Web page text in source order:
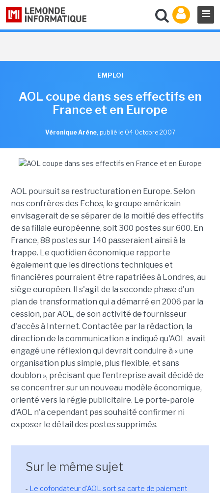
EMPLOI
AOL coupe dans ses effectifs en
France et en Europe
Véronique Arène, publié le 04 Octobre 2007
AOL poursuit sa restructuration en Europe. Selon
nos confrères des Echos, le groupe américain
envisagerait de se séparer de la moitié des effectifs
de sa filiale européenne, soit 300 postes sur 600. En
France, 88 postes sur 140 passeraient ainsi à la
trappe. Le quotidien économique rapporte
également que les directions techniques et
financières pourraient être rapatriées à Londres, au
siège européen. Il s'agit de la seconde phase d'un
plan de transformation qui a démarré en 2006 par la
cession, par AOL, de son activité de fournisseur
d'accès à Internet. Contactée par la rédaction, la
direction de la communication a indiqué qu'AOL avait
engagé une réflexion qui devrait conduire à « une
organisation plus simple, plus flexible, et sans
doublon », précisant que l'entreprise avait décidé de
se concentrer sur un nouveau modèle économique,
orienté vers la régie publicitaire. Le porte-parole
d'AOL n'a cependant pas souhaité confirmer ni
exposer le détail des postes supprimés.
Sur le même sujet
- Le cofondateur d'AOL sort sa carte de paiement